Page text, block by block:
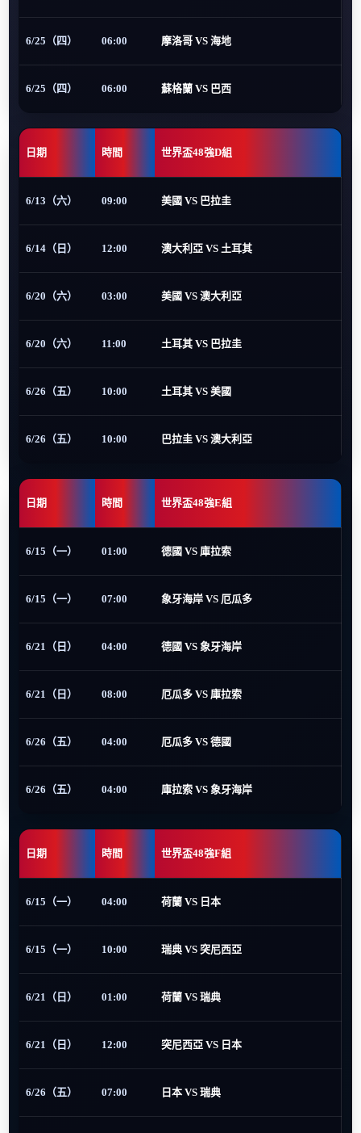
6/25（四） 06:00 摩洛哥 VS 海地
6/25（四） 06:00 蘇格蘭 VS 巴西
日期 時間 世界盃48強D組
6/13（六） 09:00 美國 VS 巴拉圭
6/14（日） 12:00 澳大利亞 VS 土耳其
6/20（六） 03:00 美國 VS 澳大利亞
6/20（六） 11:00 土耳其 VS 巴拉圭
6/26（五） 10:00 土耳其 VS 美國
6/26（五） 10:00 巴拉圭 VS 澳大利亞
日期 時間 世界盃48強E組
6/15（一） 01:00 德國 VS 庫拉索
6/15（一） 07:00 象牙海岸 VS 厄瓜多
6/21（日） 04:00 德國 VS 象牙海岸
6/21（日） 08:00 厄瓜多 VS 庫拉索
6/26（五） 04:00 厄瓜多 VS 德國
6/26（五） 04:00 庫拉索 VS 象牙海岸
日期 時間 世界盃48強F組
6/15（一） 04:00 荷蘭 VS 日本
6/15（一） 10:00 瑞典 VS 突尼西亞
6/21（日） 01:00 荷蘭 VS 瑞典
6/21（日） 12:00 突尼西亞 VS 日本
6/26（五） 07:00 日本 VS 瑞典